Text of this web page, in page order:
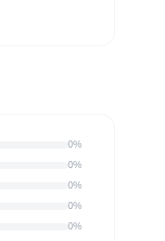
0%
0%
0%
0%
0%